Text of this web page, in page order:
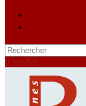
0 produit